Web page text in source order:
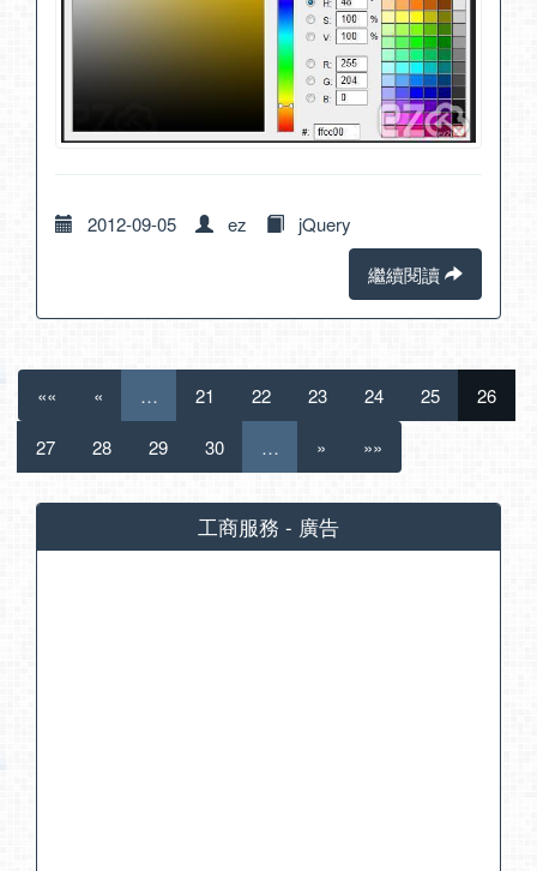
2012-09-05 ez
jQuery
繼續閱讀
«« « … 21 22 23 24 25 26
27 28 29 30 … » »»
工商服務 - 廣告